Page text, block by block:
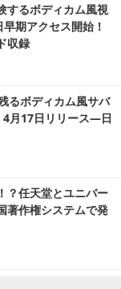
するボディカム風視
期アクセス開始！
収録
るボディカム風サバ
月17日リリース―日
？任天堂とユニバー
著作権システムで発